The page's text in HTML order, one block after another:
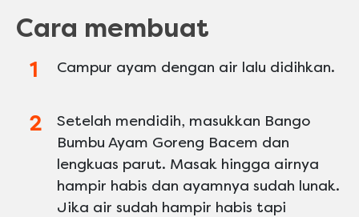
Cara membuat
Campur ayam dengan air lalu didihkan.
Setelah mendidih, masukkan Bango
Bumbu Ayam Goreng Bacem dan
lengkuas parut. Masak hingga airnya
hampir habis dan ayamnya sudah lunak.
Jika air sudah hampir habis tapi